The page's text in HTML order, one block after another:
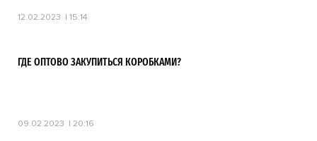
12.02.2023 15:14
ГДЕ ОПТОВО ЗАКУПИТЬСЯ КОРОБКАМИ?
09.02.2023 20:16